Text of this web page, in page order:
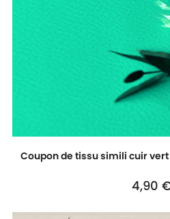
Coupon de tissu simili cuir
Prix
4,90